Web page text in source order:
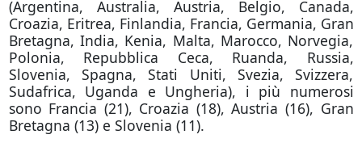
(Argentina, Australia, Austria, Belgio, Canada,
Croazia, Eritrea, Finlandia, Francia, Germania, Gran
Bretagna, India, Kenia, Malta, Marocco, Norvegia,
Polonia, Repubblica Ceca, Ruanda, Russia,
Slovenia, Spagna, Stati Uniti, Svezia, Svizzera,
Sudafrica, Uganda e Ungheria), i più numerosi
sono Francia (21), Croazia (18), Austria (16), Gran
Bretagna (13) e Slovenia (11).